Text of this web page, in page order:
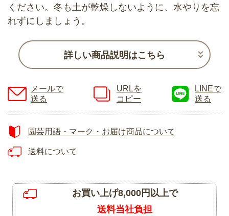
ください。冬も土が乾燥しないように、水やりを忘
れずにしましょう。
詳しい商品説明はこちら
メールで
送る
URLを
コピー
LINEで
送る
園芸用語・マーク・お届け商品について
送料について
お買い上げ8,000円以上で
送料当社負担